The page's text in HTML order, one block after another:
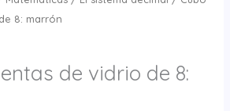
8: marrón
de vidrio de 8: